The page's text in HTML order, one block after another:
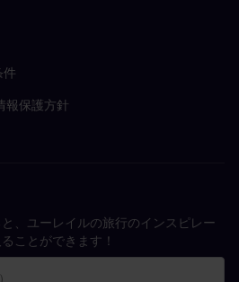
報保護方針
、ユーレイルの旅行のインスピレー
ことができます！